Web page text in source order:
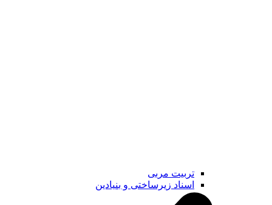
تربیت مربی
اسناد زیرساختی و بنیادین